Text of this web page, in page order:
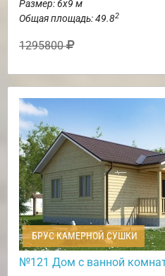
Размер: 6х9 м
Общая площадь: 49.82
1295800
БРУС КАМЕРНОЙ СУШКИ
№121 Дом с ванной